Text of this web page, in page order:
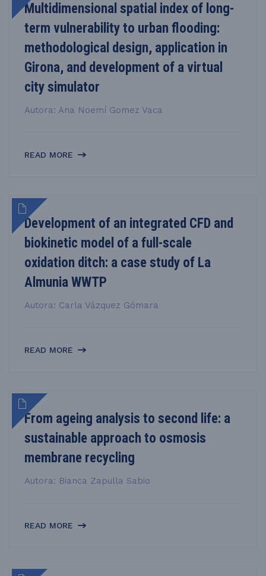
Multidimensional spatial index of long-
term vulnerability to urban flooding:
methodological design, application in
Girona, and development of a virtual
city simulator
Autora: Ana Noemí Gomez Vaca
READ MORE
Development of an integrated CFD and
biokinetic model of a full-scale
oxidation ditch: a case study of La
Almunia WWTP
Autora: Carla Vázquez Gómara
READ MORE
From ageing analysis to second life: a
sustainable approach to osmosis
membrane recycling
Autora: Bianca Zapulla Sabio
READ MORE